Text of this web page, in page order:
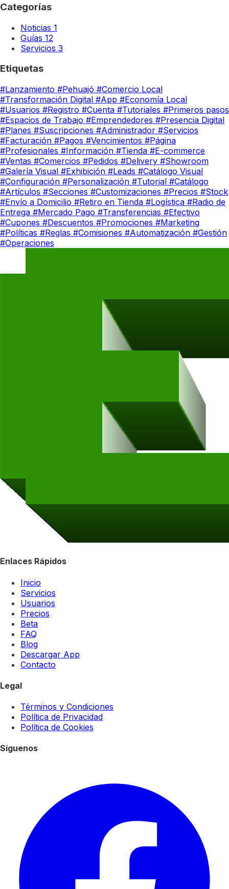
Categorías
Noticias 1
Guías 12
Servicios 3
Etiquetas
#Lanzamiento #Pehuajó #Comercio Local
#Transformación Digital #App #Economía Local
#Usuarios #Registro #Cuenta #Tutoriales #Primeros pasos
#Espacios de Trabajo #Emprendedores #Presencia Digital
#Planes #Suscripciones #Administrador #Servicios
#Facturación #Pagos #Vencimientos #Página
#Profesionales #Información #Tienda #E-commerce
#Ventas #Comercios #Pedidos #Delivery #Showroom
#Galería Visual #Exhibición #Leads #Catálogo Visual
#Configuración #Personalización #Tutorial #Catálogo
#Artículos #Secciones #Customizaciones #Precios #Stock
#Envío a Domicilio #Retiro en Tienda #Logística #Radio de
Entrega #Mercado Pago #Transferencias #Efectivo
#Cupones #Descuentos #Promociones #Marketing
#Políticas #Reglas #Comisiones #Automatización #Gestión
#Operaciones
Enlaces Rápidos
Inicio
Servicios
Usuarios
Precios
Beta
FAQ
Blog
Descargar App
Contacto
Legal
Términos y Condiciones
Política de Privacidad
Política de Cookies
Síguenos